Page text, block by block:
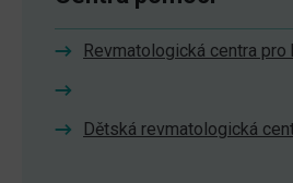
Revmatologická centra
Dětská revmatologická